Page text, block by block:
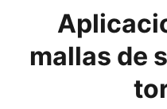
mallas de